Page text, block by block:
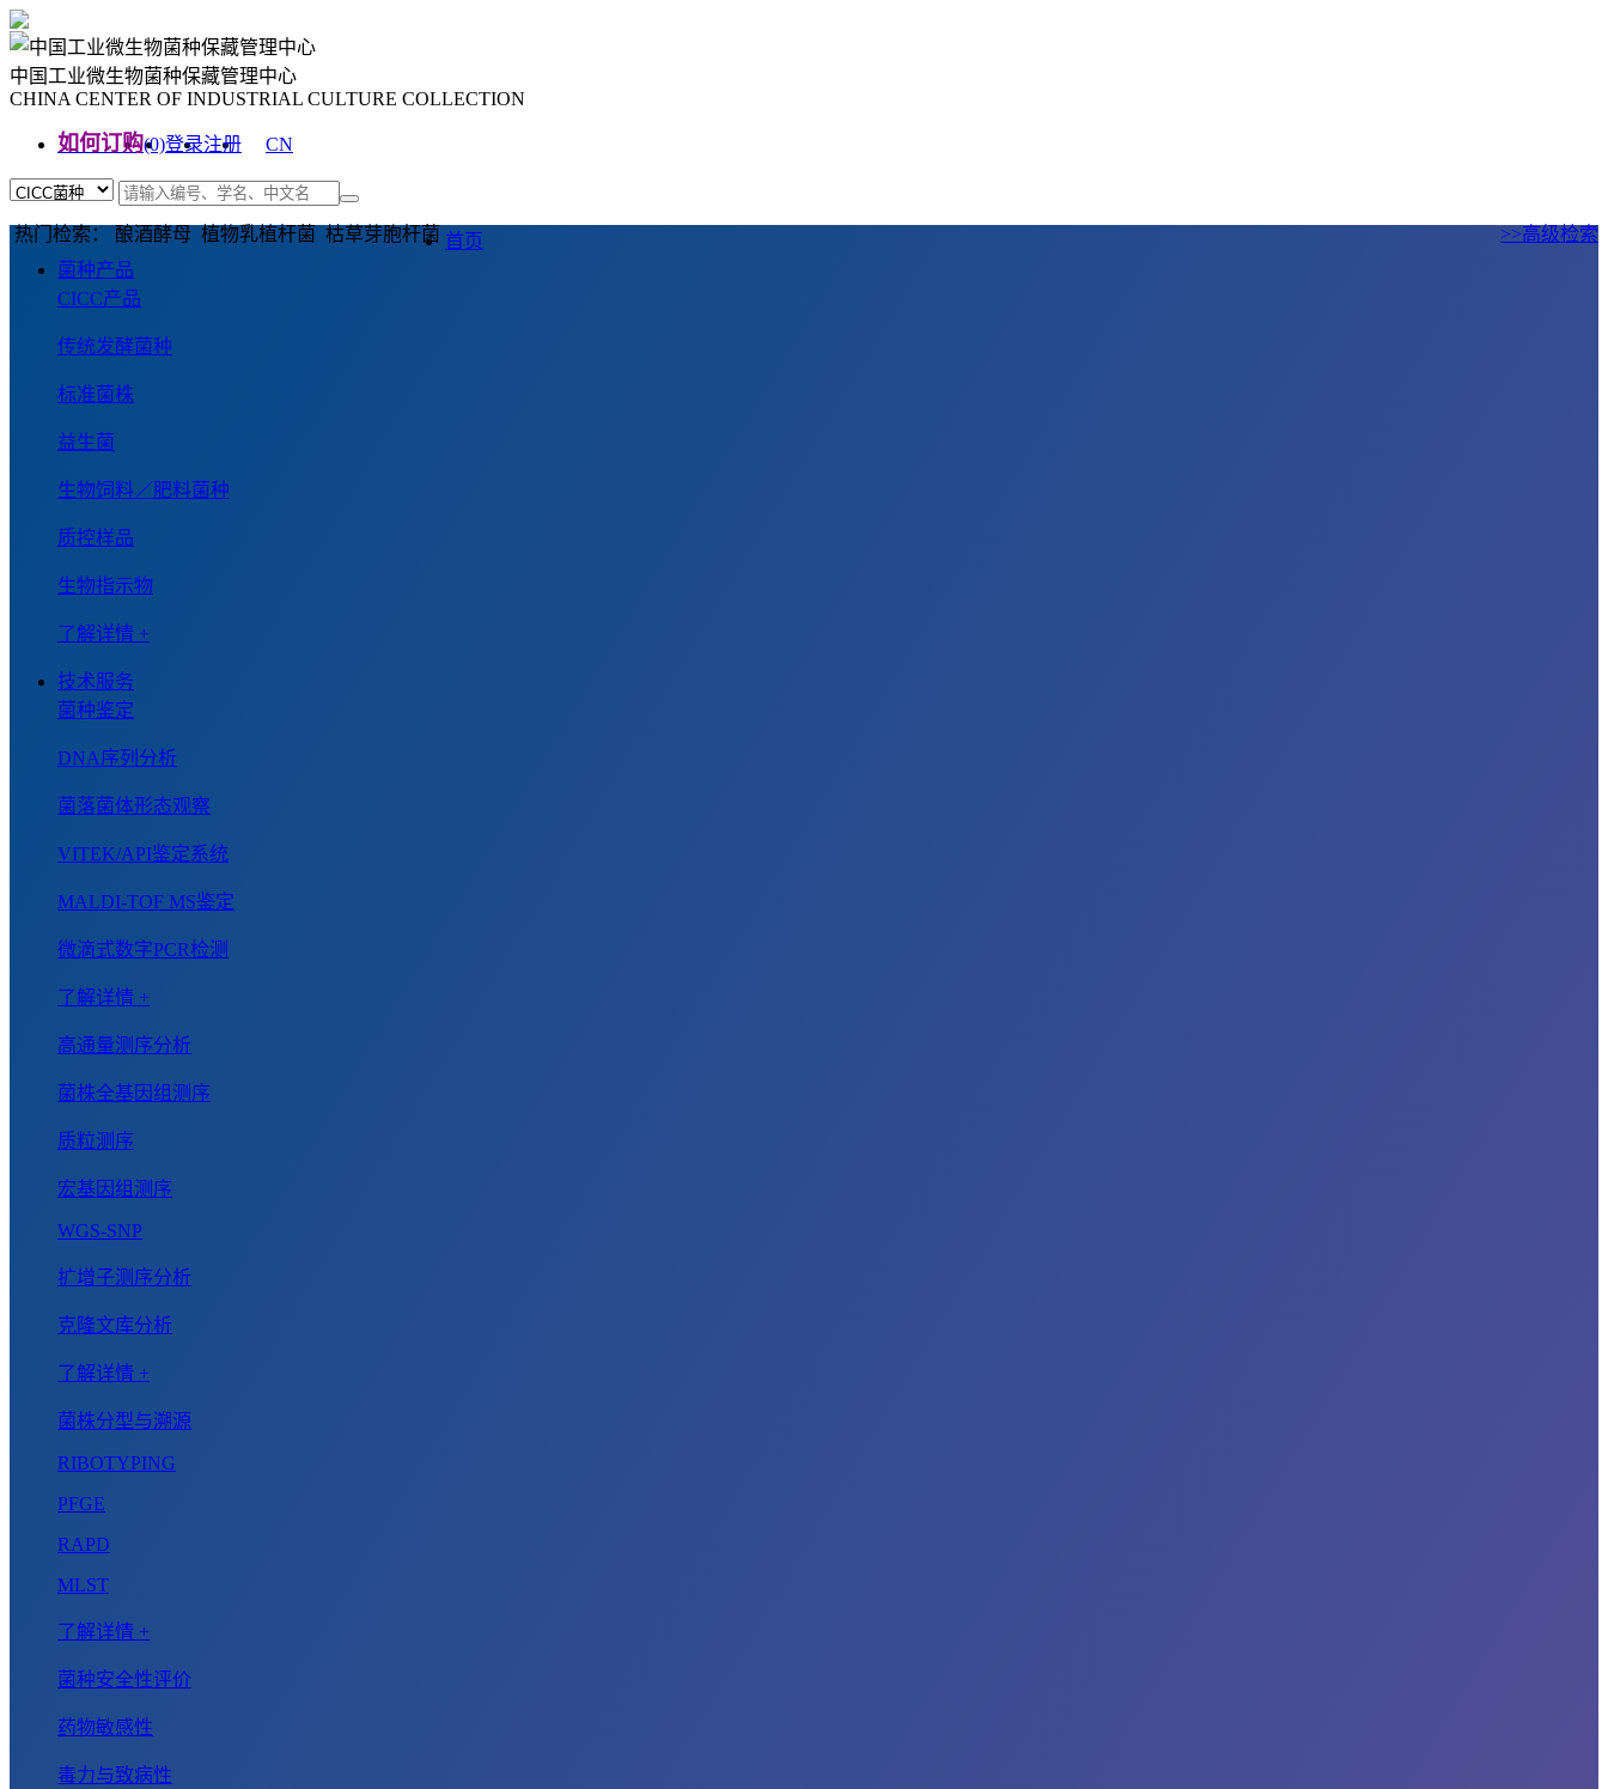
中国工业微生物菌种保藏管理中心
CHINA CENTER OF INDUSTRIAL CULTURE COLLECTION
如何订购(0)登录注册
CN
热门检索： 酿酒酵母 植物乳植杆菌 枯草芽胞杆菌 >>高级检索
首页
菌种产品
CICC产品
传统发酵菌种
标准菌株
益生菌
生物饲料／肥料菌种
质控样品
生物指示物
了解详情 +
技术服务
菌种鉴定
DNA序列分析
菌落菌体形态观察
VITEK/API鉴定系统
MALDI-TOF MS鉴定
微滴式数字PCR检测
了解详情 +
高通量测序分析
菌株全基因组测序
质粒测序
宏基因组测序
WGS-SNP
扩增子测序分析
克隆文库分析
了解详情 +
菌株分型与溯源
RIBOTYPING
PFGE
RAPD
MLST
了解详情 +
菌种安全性评价
药物敏感性
毒力与致病性